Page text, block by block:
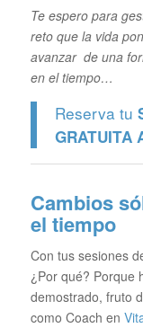
Te espero para
reto que la vida
avanzar de una
en el tiempo…
Reserva tu
GRATUITA
Cambios
el tiempo
Con tus sesiones
¿Por qué? Porque
demostrado, fruto
como Coach en